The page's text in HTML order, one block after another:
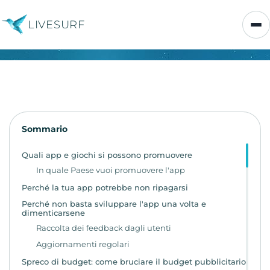
LIVESURF
Sommario
Quali app e giochi si possono promuovere
In quale Paese vuoi promuovere l'app
Perché la tua app potrebbe non ripagarsi
Perché non basta sviluppare l'app una volta e
dimenticarsene
Raccolta dei feedback dagli utenti
Aggiornamenti regolari
Spreco di budget: come bruciare il budget pubblicitario